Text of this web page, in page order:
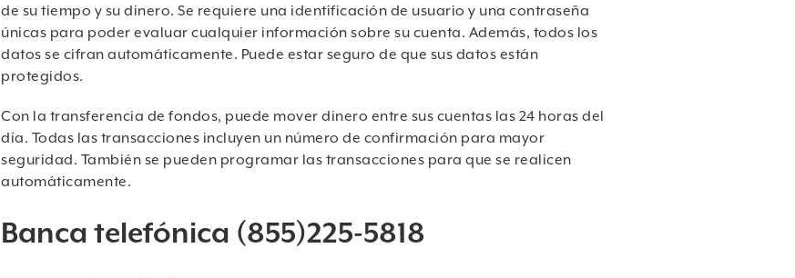
de su tiempo y su dinero. Se requiere una identificación de usuario y una contraseña
únicas para poder evaluar cualquier información sobre su cuenta. Además, todos los
datos se cifran automáticamente. Puede estar seguro de que sus datos están
protegidos.
Con la transferencia de fondos, puede mover dinero entre sus cuentas las 24 horas del
día. Todas las transacciones incluyen un número de confirmación para mayor
seguridad. También se pueden programar las transacciones para que se realicen
automáticamente.
Banca telefónica (855)225-5818